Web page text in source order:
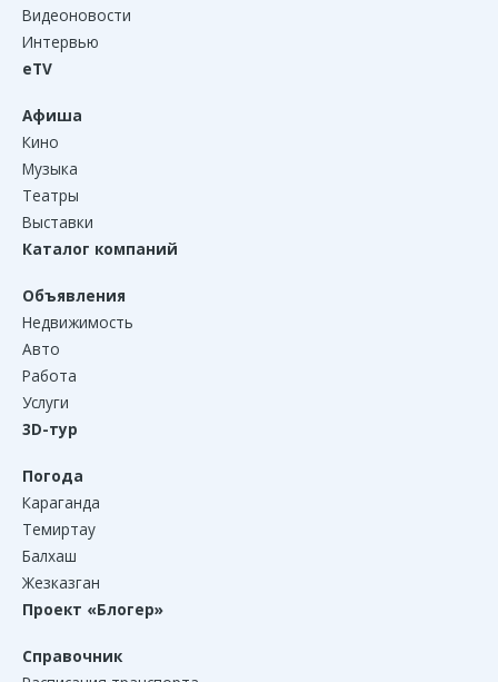
Видеоновости
Интервью
eTV
Афиша
Кино
Музыка
Театры
Выставки
Каталог компаний
Объявления
Недвижимость
Авто
Работа
Услуги
3D-тур
Погода
Караганда
Темиртау
Балхаш
Жезказган
Проект «Блогер»
Справочник